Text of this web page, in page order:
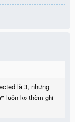
là 3, nhưng
luôn ko thèm ghi